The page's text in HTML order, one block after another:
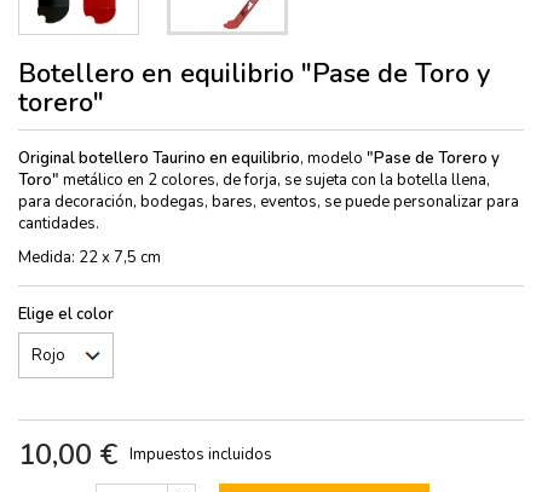
Botellero en equilibrio "Pase de Toro y
torero"
Original botellero Taurino en equilibrio, modelo "Pase de Torero y
Toro" metálico en 2 colores, de forja, se sujeta con la botella llena,
para decoración, bodegas, bares, eventos, se puede personalizar para
cantidades.
Medida: 22 x 7,5 cm
Elige el color
10,00 € Impuestos incluidos